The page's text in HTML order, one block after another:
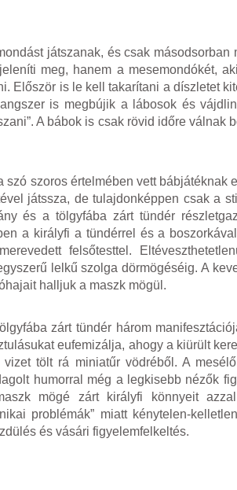
játszanak, és csak másodsorban
meg, hanem a mesemondókét,
Először is le kell takarítani a díszletet
is megbújik a lábosok és
A bábok is csak rövid időre válnak
szoros értelmében vett bábjátéknak
játssza, de tulajdonképpen csak a
és a tölgyfába zárt tündér
a királyfi a tündérrel és a
felsőtesttel.
lelkű szolga dörmögéséig. A
halljuk a maszk mögül.
zárt tündér három
eufemizálja, ahogy a kiürült
tölt rá miniatűr vödréből. A
humorral még a legkisebb nézők
mögé zárt királyfi könnyeit
problémák” miatt kénytelen-
és vásári figyelemfelkeltés.